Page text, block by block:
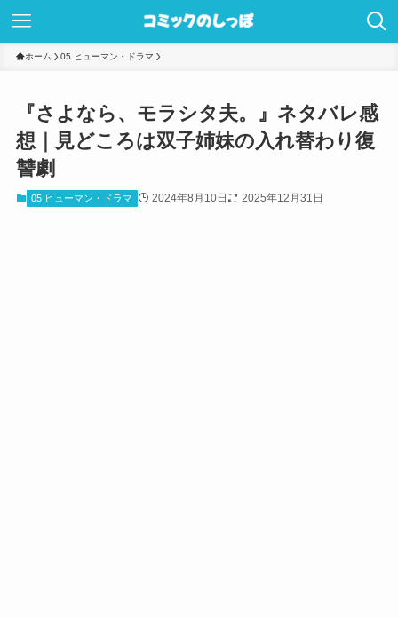
ホーム 05 ヒューマン・ドラマ
『さよなら、モラシタ夫。』ネタバレ感
想｜見どころは双子姉妹の入れ替わり復
讐劇
05 ヒューマン・ドラマ 2024年8月10日 2025年12月31日